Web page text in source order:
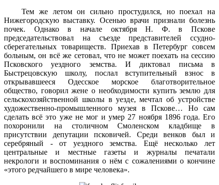
Тем же летом он сильно простудился, но поехал на
Нижегородскую выставку. Осенью врачи признали болезнь
почек. Однако в начале октября Н. Ф. в Пскове
председательствовал на съезде представителей ссудно-
сберегательных товариществ. Приехав в Петербург совсем
больным, он всё же сетовал, что не может поехать на сессию
Псковского уездного земства. И диктовал письма в
Быстрецовскую школу, послал вступительный взнос в
открывавшееся Одесское морское благотворительное
общество, говорил жене о необходимости купить землю для
сельскохозяйственной школы в уезде, мечтал об устройстве
художественно-промышленного музея в Пскове… Но сам
сделать всё это уже не мог и умер 27 ноября 1896 года. Его
похоронили на столичном Смоленском кладбище в
присутствии депутации псковичей. Среди венков был и
серебряный - от уездного земства. Ещё несколько лет
центральные и местные газеты и журналы печатали
некрологи и воспоминания о нём с сожалениями о кончине
«этого редчайшего в мире человека».